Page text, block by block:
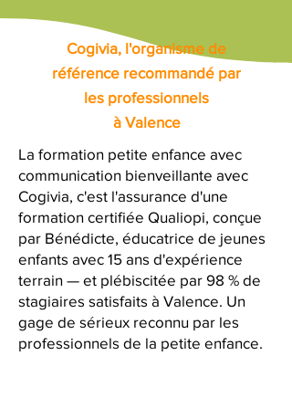
Cogivia, l'organisme de
référence recommandé par
les professionnels
à Valence
La formation petite enfance avec
communication bienveillante avec
Cogivia, c'est l'assurance d'une
formation certifiée Qualiopi, conçue
par Bénédicte, éducatrice de jeunes
enfants avec 15 ans d'expérience
terrain — et plébiscitée par 98 % de
stagiaires satisfaits à Valence. Un
gage de sérieux reconnu par les
professionnels de la petite enfance.